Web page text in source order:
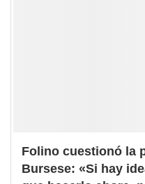
Folino cuestionó la
Bursese: «Si hay